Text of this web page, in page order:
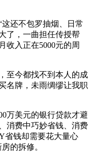
还不包罗抽烟、日常
了，一曲担任传授帮
收入正在5000元的周
今都找不到本人的成
名牌，未雨绸缪让我职
美元的银行贷款才避
消费中巧妙省钱、消费
省钱却需要花大量心
的拆修。